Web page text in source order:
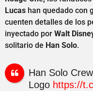
Lucas han quedado con
cuenten detalles de los
inyectado por Walt
solitario de Han Solo.
Han Solo
Logo https://